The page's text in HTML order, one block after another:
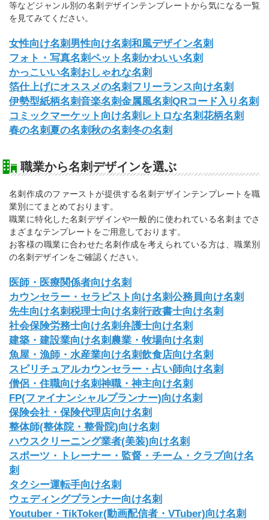
等などジャンル別の名刺デザインテンプレートから気になる一覧
を見てみてください。
女性向け名刺 男性向け名刺和風デザイン名刺
フォト・写真名刺ペット名刺かわいい名刺
かっこいい名刺 おしゃれな名刺
箔仕上げにオススメの名刺 フリーランス向け名刺
伊勢型紙柄名刺音楽名刺金属風名刺QRコード入り名刺
コミックマーケット向け名刺 レトロな名刺花柄名刺
春の名刺夏の名刺秋の名刺冬の名刺
職業から名刺デザインを選ぶ
名刺作成のファーストが提供する名刺デザインテンプレートを職
業別にてまとめております。
職業に特化した名刺デザインや一般的に使われている名刺までさ
まざまなテンプレートをご用意しております。
お客様の職業に合わせた名刺作成を考えられている方は、職業別
の名刺デザインをご確認ください。
医師・医療関係者向け名刺
カウンセラー・セラピスト向け名刺公務員向け名刺
先生向け名刺税理士向け名刺行政書士向け名刺
社会保険労務士向け名刺弁護士向け名刺
建築・建設業向け名刺 農業・牧場向け名刺
魚屋・漁師・水産業向け名刺飲食店向け名刺
スピリチュアルカウンセラー・占い師向け名刺
僧侶・住職向け名刺神職・神主向け名刺
FP(ファイナンシャルプランナー)向け名刺
保険会社・保険代理店向け名刺
整体師(整体院・整骨院)向け名刺
ハウスクリーニング業者(美装)向け名刺
スポーツ・トレーナー・監督・チーム・クラブ向け名
刺
タクシー運転手向け名刺
ウェディングプランナー向け名刺
Youtuber・TikToker(動画配信者・VTuber)向け名刺